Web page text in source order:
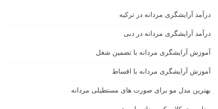
درآمد آرایشگری مردانه در ترکیه
درآمد آرایشگری مردانه در دبی
آموزش آرایشگری مردانه با تضمین شغل
آموزش آرایشگری مردانه با اقساط
بهترین مدل مو برای صورت های مستطیلی مردانه